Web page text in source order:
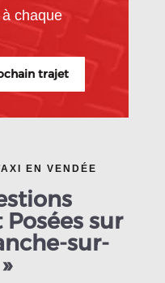
chaque
trajet
EN VENDÉE
sur
sur-